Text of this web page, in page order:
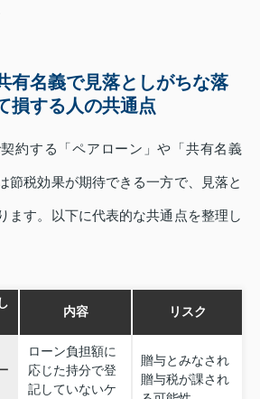
有名義で見落としがちな落
損する人の共通点
約する「ペアローン」や「共有名義
節税効果が期待できる一方で、見落と
ます。以下に代表的な共通点を整理し
内容 リスク
ローン負担額に
応じた持分で登
記していないケ
贈与とみなされ
贈与税が課され